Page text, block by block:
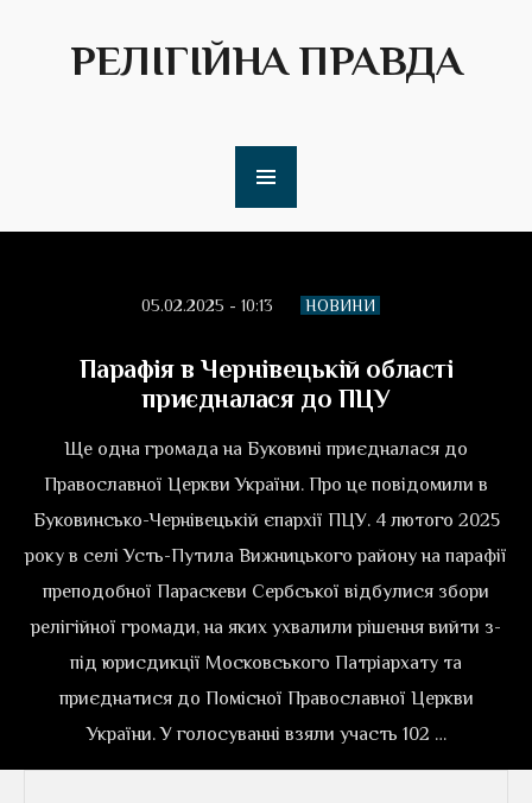
РЕЛІГІЙНА ПРАВДА
05.02.2025 - 10:13 НОВИНИ
Парафія в Чернівецькій області
приєдналася до ПЦУ
Ще одна громада на Буковині приєдналася до
Православної Церкви України. Про це повідомили в
Буковинсько-Чернівецькій єпархії ПЦУ. 4 лютого 2025
року в селі Усть-Путила Вижницького району на парафії
преподобної Параскеви Сербської відбулися збори
релігійної громади, на яких ухвалили рішення вийти з-
під юрисдикції Московського Патріархату та
приєднатися до Помісної Православної Церкви
України. У голосуванні взяли участь 102 …